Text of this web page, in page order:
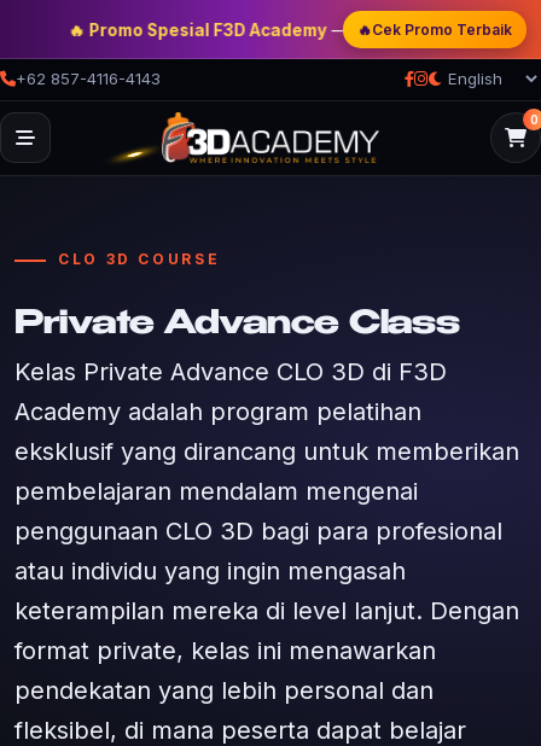
🔥 Promo Spesial F3D Academy— Double Discount | Bonus
🔥Cek Promo Terbaik
+62 857-4116-4143
0
CLO 3D COURSE
Private Advance Class
Kelas Private Advance CLO 3D di F3D
Academy adalah program pelatihan
eksklusif yang dirancang untuk memberikan
pembelajaran mendalam mengenai
penggunaan CLO 3D bagi para profesional
atau individu yang ingin mengasah
keterampilan mereka di level lanjut. Dengan
format private, kelas ini menawarkan
pendekatan yang lebih personal dan
fleksibel, di mana peserta dapat belajar